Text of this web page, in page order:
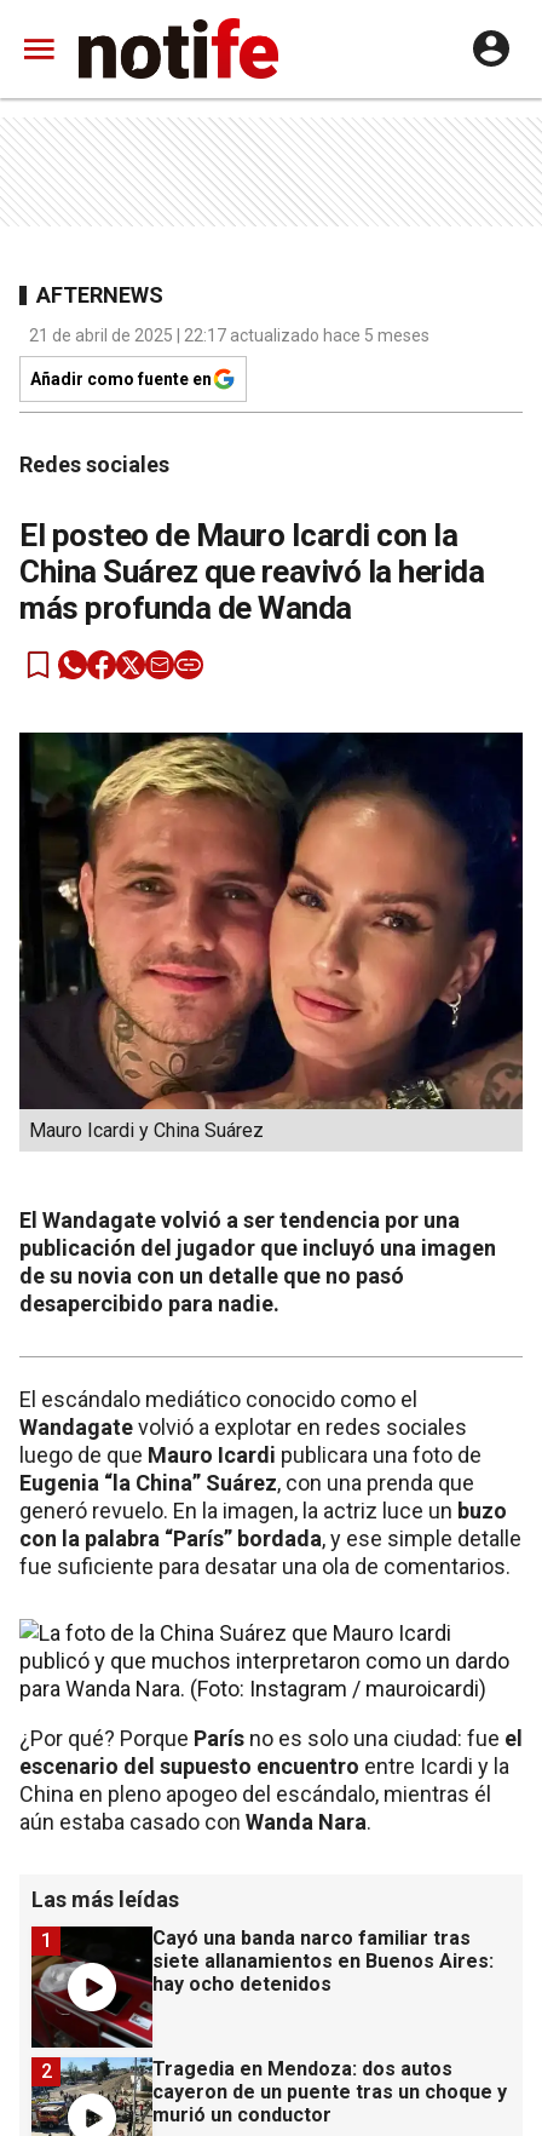
AFTERNEWS
21 de abril de 2025 | 22:17 actualizado hace 5 meses
Añadir como fuente en
Redes sociales
El posteo de Mauro Icardi con la
China Suárez que reavivó la herida
más profunda de Wanda
Mauro Icardi y China Suárez
El Wandagate volvió a ser tendencia por una
publicación del jugador que incluyó una imagen
de su novia con un detalle que no pasó
desapercibido para nadie.
El escándalo mediático conocido como el
Wandagatevolvió a explotar en redes sociales
luego de que Mauro Icardi publicara una foto de
Eugenia “la China” Suárez, con una prenda que
generó revuelo. En la imagen, la actriz luce un buzo
con la palabra “París” bordada, y ese simple detalle
fue suficiente para desatar una ola de comentarios.
¿Por qué? Porque París no es solo una ciudad: fue el
escenario del supuesto encuentro entre Icardi y la
China en pleno apogeo del escándalo, mientras él
aún estaba casado con Wanda Nara.
Las más leídas
Cayó una banda narco familiar tras
siete allanamientos en Buenos Aires:
hay ocho detenidos
1
Tragedia en Mendoza: dos autos
cayeron de un puente tras un choque y
murió un conductor
2